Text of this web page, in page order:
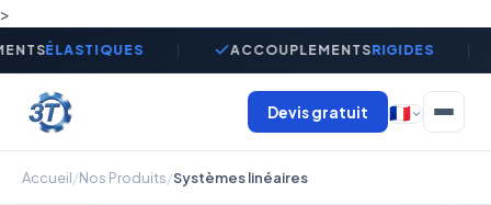
>
ÉLASTIQUES ACCOUPLEMENTSRIGIDES
Devis gratuit 🇫🇷
Accueil/Nos Produits/Systèmes linéaires